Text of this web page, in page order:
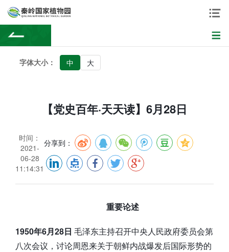
字体大小： 中 大
【党史百年·天天读】6月28日
时间：
2021-
06-28
11:14:31
分享到：
重要论述
1950年6月28日 毛泽东主持召开中央人民政府委员会第
八次会议，讨论周恩来关于朝鲜内战爆发后国际形势的